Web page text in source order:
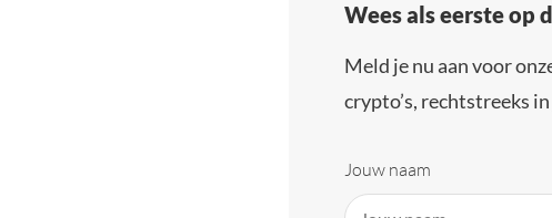
Wees als eerste op
Meld je nu aan voor
crypto’s, rechtstreeks
Jouw naam